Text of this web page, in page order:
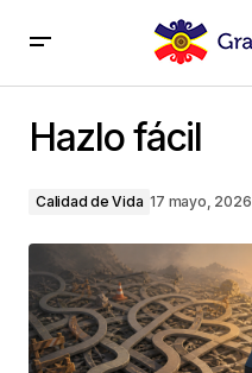
Hazlo fácil
Calidad de Vida 17 mayo, 2026